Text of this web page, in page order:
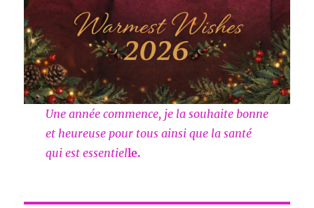
Une année commence, je la souhaite bonne
et heureuse pour tous ainsi que la santé
qui est essentielle.